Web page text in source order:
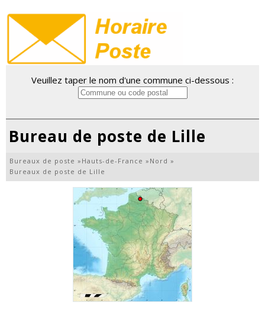
Veuillez taper le nom d'une commune ci-dessous :
Bureau de poste de Lille
Bureaux de poste » Hauts-de-France » Nord »
Bureaux de poste de Lille